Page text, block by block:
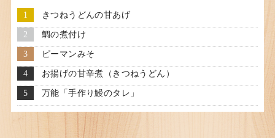
きつねうどんの甘あげ
鯛の煮付け
ピーマンみそ
お揚げの甘辛煮（きつねうどん）
万能「手作り鰻のタレ」